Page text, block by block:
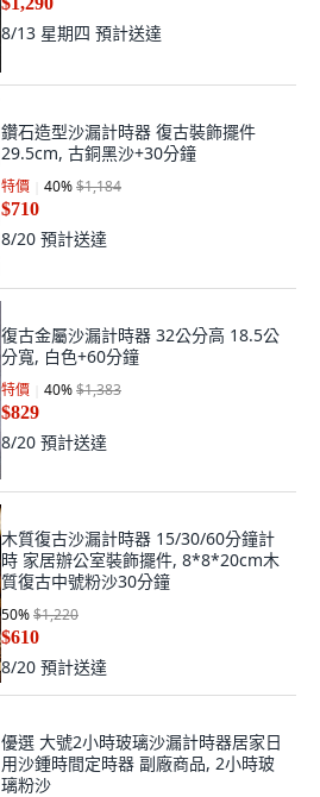
8/13 星期四 預計送達
鑽石造型沙漏計時器 復古裝飾擺件
29.5cm, 古銅黑沙+30分鐘
特價 40%$1,184
$710
8/20 預計送達
復古金屬沙漏計時器 32公分高 18.5公
分寬, 白色+60分鐘
特價 40%$1,383
$829
8/20 預計送達
木質復古沙漏計時器 15/30/60分鐘計
時 家居辦公室裝飾擺件, 8*8*20cm木
質復古中號粉沙30分鐘
50%$1,220
$610
8/20 預計送達
優選 大號2小時玻璃沙漏計時器居家日
用沙鍾時間定時器 副廠商品, 2小時玻
璃粉沙